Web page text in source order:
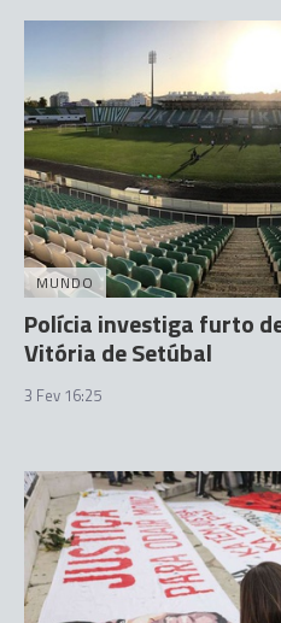
MUNDO
Polícia investiga furto
Vitória de Setúbal
3 Fev 16:25